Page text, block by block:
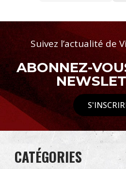
Suivez l’actualité de
ABONNEZ-
CATÉGORIES